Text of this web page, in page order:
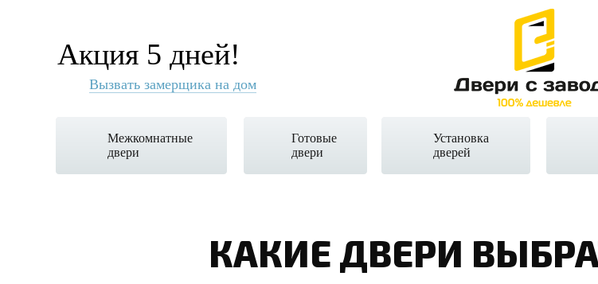
Акция 5 дней!
Вызвать замерщика на дом
Межкомнатные
двери
Готовые
двери
Установка
дверей
КАКИЕ ДВЕРИ